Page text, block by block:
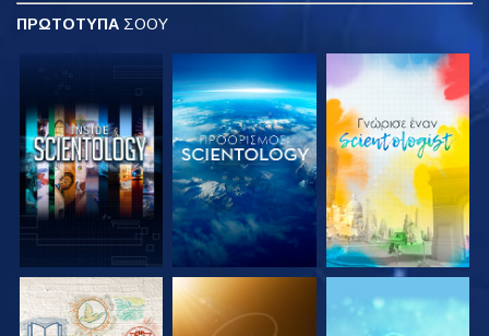
ΠΡΩΤΟΤΥΠΑ ΣΟΟΥ